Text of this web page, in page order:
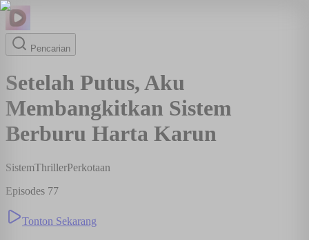
Pencarian
Setelah Putus, Aku
Membangkitkan Sistem
Berburu Harta Karun
SistemThrillerPerkotaan
Episodes 77
Tonton Sekarang